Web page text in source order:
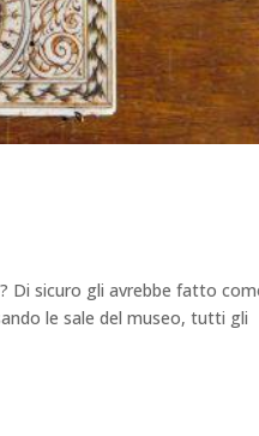
Di sicuro gli avrebbe fatto
le sale del museo, tutti gli